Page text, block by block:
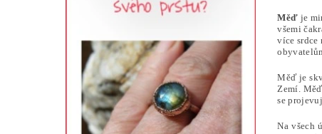
Měď je
všemi
více srdce
Měď je
Zemí.
se
Na všech